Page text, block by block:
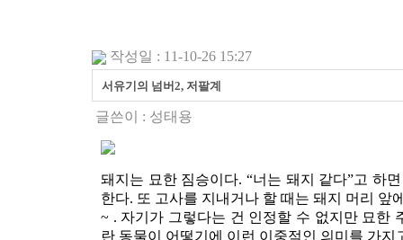
작성일 : 11-10-26 15:27
서유기의 넘버2, 저팔계
글쓴이 : 성태용
돼지는 묘한 짐승이다. “너는 돼지 같다”고 하
한다. 또 고사를 지내거나 할 때는 돼지 머리 앞
~ . 자기가 그렇다는 건 인정할 수 없지만 묘
란 동물이 어떻기에 이런 이중적인 의미를 가지